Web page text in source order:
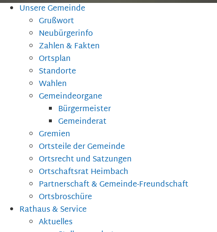
Unsere Gemeinde
Grußwort
Neubürgerinfo
Zahlen & Fakten
Ortsplan
Standorte
Wahlen
Gemeindeorgane
Bürgermeister
Gemeinderat
Gremien
Ortsteile der Gemeinde
Ortsrecht und Satzungen
Ortschaftsrat Heimbach
Partnerschaft & Gemeinde-Freundschaft
Ortsbroschüre
Rathaus & Service
Aktuelles